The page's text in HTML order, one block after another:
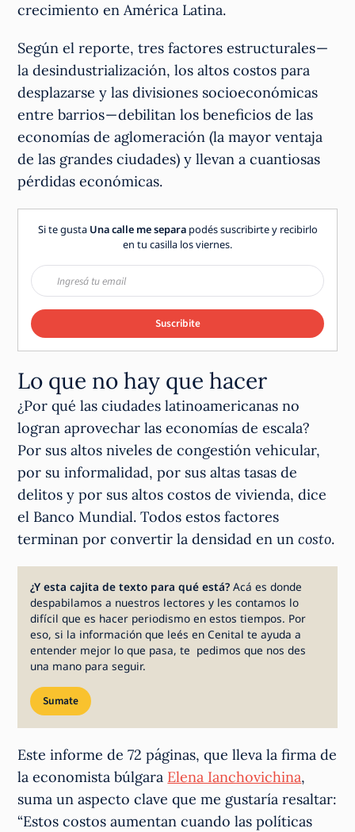
crecimiento en América Latina.
Según el reporte, tres factores estructurales —
la desindustrialización, los altos costos para
desplazarse y las divisiones socioeconómicas
entre barrios — debilitan los beneficios de las
economías de aglomeración (la mayor ventaja
de las grandes ciudades) y llevan a cuantiosas
pérdidas económicas.
Si te gusta Una calle me separapodés suscribirte y recibirlo
en tu casilla los viernes.
Suscribite
Lo que no hay que hacer
¿Por qué las ciudades latinoamericanas no
logran aprovechar las economías de escala?
Por sus altos niveles de congestión vehicular,
por su informalidad, por sus altas tasas de
delitos y por sus altos costos de vivienda, dice
el Banco Mundial. Todos estos factores
terminan por convertir la densidad en uncosto.
¿Y esta cajita de texto para qué está?Acá es donde
despabilamos a nuestros lectores y les contamos lo
difícil que es hacer periodismo en estos tiempos. Por
eso, si la información que leés en Cenital te ayuda a
entender mejor lo que pasa, te pedimos que nos des
una mano para seguir.
Sumate
Este informe de 72 páginas, que lleva la firma de
la economista búlgara Elena Ianchovichina,
suma un aspecto clave que me gustaría resaltar:
“Estos costos aumentan cuando las políticas